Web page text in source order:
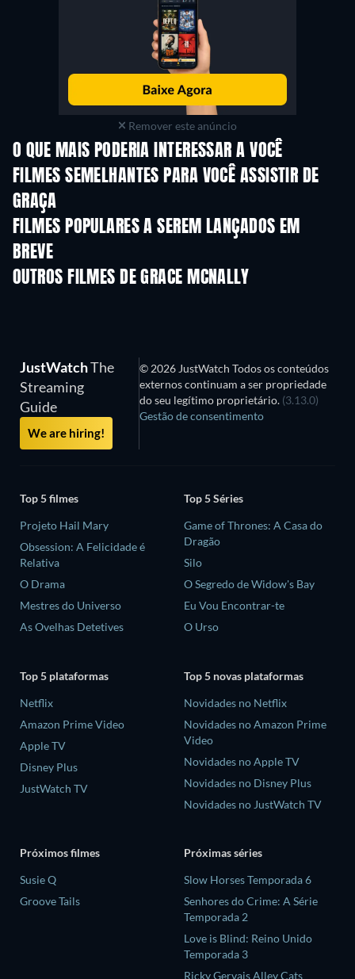
Remover este anúncio
O QUE MAIS PODERIA INTERESSAR A VOCÊ
FILMES SEMELHANTES PARA VOCÊ ASSISTIR DE
GRAÇA
FILMES POPULARES A SEREM LANÇADOS EM
BREVE
OUTROS FILMES DE GRACE MCNALLY
JustWatchThe
Streaming
Guide
We are hiring!
© 2026 JustWatch Todos os conteúdos
externos continuam a ser propriedade
do seu legítimo proprietário. (3.13.0)
Gestão de consentimento
Top 5 filmes
Projeto Hail Mary
Obsession: A Felicidade é
Relativa
O Drama
Mestres do Universo
As Ovelhas Detetives
Top 5 Séries
Game of Thrones: A Casa do
Dragão
Silo
O Segredo de Widow's Bay
Eu Vou Encontrar-te
O Urso
Top 5 plataformas
Netflix
Amazon Prime Video
Apple TV
Disney Plus
JustWatch TV
Top 5 novas plataformas
Novidades no Netflix
Novidades no Amazon Prime
Video
Novidades no Apple TV
Novidades no Disney Plus
Novidades no JustWatch TV
Próximos filmes
Susie Q
Groove Tails
Próximas séries
Slow Horses Temporada 6
Senhores do Crime: A Série
Temporada 2
Love is Blind: Reino Unido
Temporada 3
Ricky Gervais Alley Cats